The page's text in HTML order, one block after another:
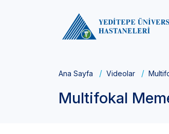
Ana Sayfa Videolar
Multifokal